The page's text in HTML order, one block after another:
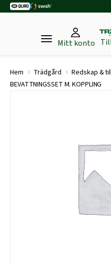
Mitt konto
Hem › Trädgård › Redskap &
BEVATTNINGSSET M. KOPPLING